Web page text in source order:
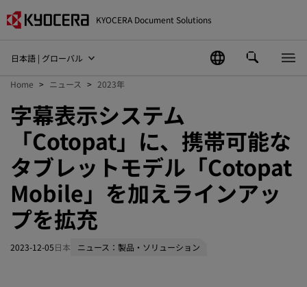
KYOCERA Document Solutions
日本語 | グローバル
Home ニュース 2023年
字幕表示システム
「Cotopat」に、携帯可能な
タブレットモデル「Cotopat
Mobile」を加えラインアッ
プを拡充
2023-12-05日本 ニュース：製品・ソリューション